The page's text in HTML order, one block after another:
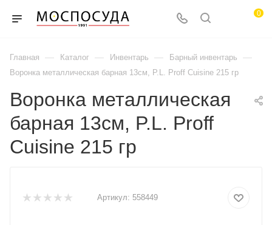
0
Главная — Каталог — Инвентарь — Барный инвентарь —
Воронка металлическая барная 13см, P.L. Proff Cuisine 215 гр
Воронка металлическая
барная 13см, P.L. Proff
Cuisine 215 гр
Артикул: 558449